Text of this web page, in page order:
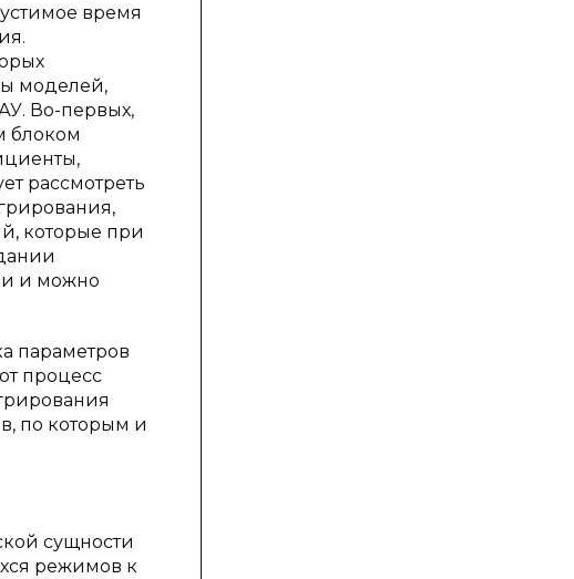
время
моделей,
Во-первых,
блоком
рассмотреть
которые при
и можно
параметров
процесс
по которым и
сущности
режимов к